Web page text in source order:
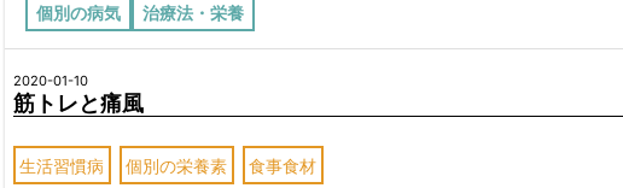
個別の病気 治療法・栄養
2020-01-10
筋トレと痛風
生活習慣病 個別の栄養素 食事食材